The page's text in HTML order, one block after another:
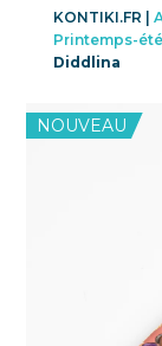
KONTIKI.FR |
Printemps-
Diddlina
NOUVEAU